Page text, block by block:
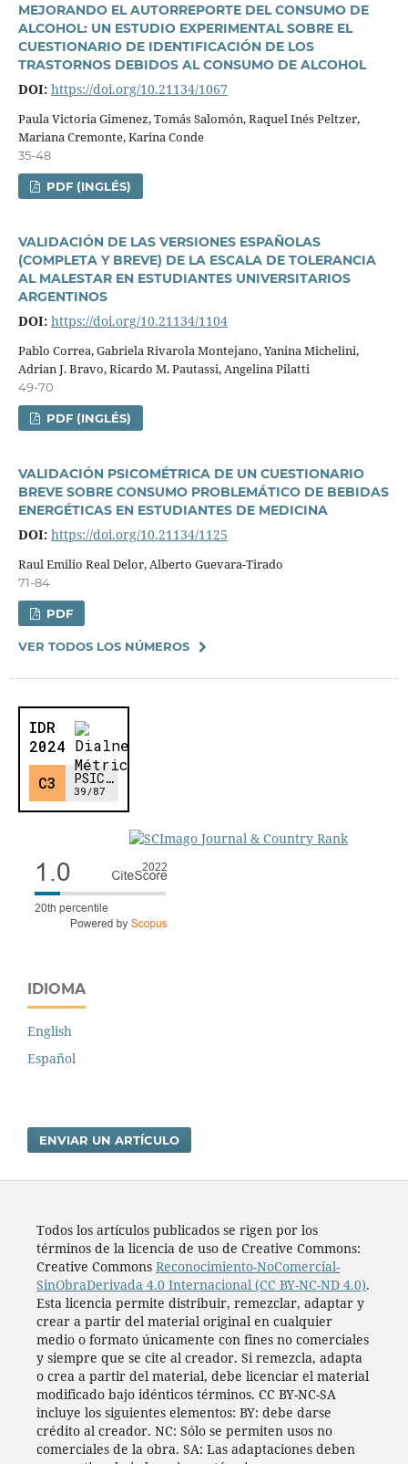
MEJORANDO EL AUTORREPORTE DEL CONSUMO DE
ALCOHOL: UN ESTUDIO EXPERIMENTAL SOBRE EL
CUESTIONARIO DE IDENTIFICACIÓN DE LOS
TRASTORNOS DEBIDOS AL CONSUMO DE ALCOHOL
DOI: https://doi.org/10.21134/1067
Paula Victoria Gimenez, Tomás Salomón, Raquel Inés Peltzer,
Mariana Cremonte, Karina Conde
35-48
PDF (INGLÉS)
VALIDACIÓN DE LAS VERSIONES ESPAÑOLAS
(COMPLETA Y BREVE) DE LA ESCALA DE TOLERANCIA
AL MALESTAR EN ESTUDIANTES UNIVERSITARIOS
ARGENTINOS
DOI: https://doi.org/10.21134/1104
Pablo Correa, Gabriela Rivarola Montejano, Yanina Michelini,
Adrian J. Bravo, Ricardo M. Pautassi, Angelina Pilatti
49-70
PDF (INGLÉS)
VALIDACIÓN PSICOMÉTRICA DE UN CUESTIONARIO
BREVE SOBRE CONSUMO PROBLEMÁTICO DE BEBIDAS
ENERGÉTICAS EN ESTUDIANTES DE MEDICINA
DOI: https://doi.org/10.21134/1125
Raul Emilio Real Delor, Alberto Guevara-Tirado
71-84
PDF
VER TODOS LOS NÚMEROS
IDIOMA
English
Español
ENVIAR UN ARTÍCULO
Todos los artí­culos publicados se rigen por los
términos de la licencia de uso de Creative Commons:
Creative Commons Reconocimiento-NoComercial-
SinObraDerivada 4.0 Internacional (CC BY-NC-ND 4.0).
Esta licencia permite distribuir, remezclar, adaptar y
crear a partir del material original en cualquier
medio o formato únicamente con fines no comerciales
y siempre que se cite al creador. Si remezcla, adapta
o crea a partir del material, debe licenciar el material
modificado bajo idénticos términos. CC BY-NC-SA
incluye los siguientes elementos: BY: debe darse
crédito al creador. NC: Sólo se permiten usos no
comerciales de la obra. SA: Las adaptaciones deben